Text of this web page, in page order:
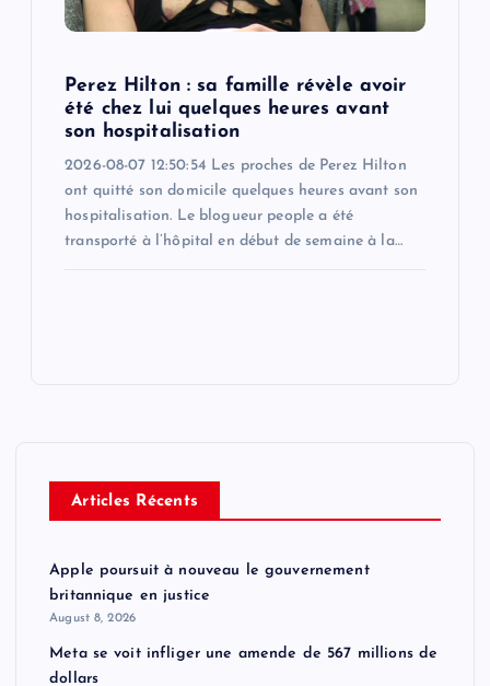
Perez Hilton : sa famille révèle avoir
été chez lui quelques heures avant
son hospitalisation
2026-08-07 12:50:54 Les proches de Perez Hilton
ont quitté son domicile quelques heures avant son
hospitalisation. Le blogueur people a été
transporté à l’hôpital en début de semaine à la…
Articles Récents
Apple poursuit à nouveau le gouvernement
britannique en justice
August 8, 2026
Meta se voit infliger une amende de 567 millions de
dollars